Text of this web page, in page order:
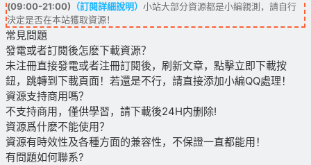
(09:00-21:00) （訂閱詳細說明） 小站大部分資源都是小編親測，請自行
決定是否在本站獲取資源！
常見問題
發電或者訂閱後怎麽下載資源？
未注冊直接發電或者注冊訂閱後，刷新文章，點擊立即下載按
鈕，跳轉到下載頁面！若還是不行，請直接添加小編QQ處理！
資源支持商用嗎？
不支持商用，僅供學習，請下載後24H内删除!
資源爲什麽不能使用？
資源有時效性及各種方面的兼容性，不保證一直都能用！
有問題如何聯系?